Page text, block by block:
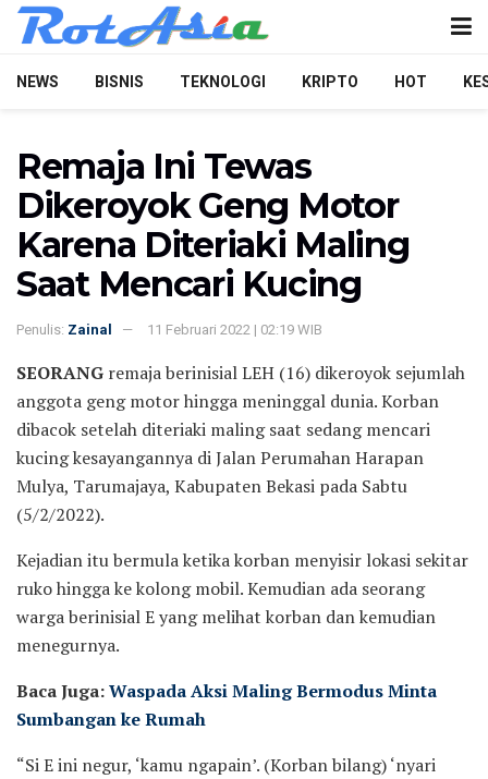
NEWS BISNIS TEKNOLOGI KRIPTO HOT
Remaja Ini Tewas
Dikeroyok Geng Motor
Karena Diteriaki Maling
Saat Mencari Kucing
Penulis: Zainal 11 Februari 2022 | 02:19 WIB
SEORANG remaja berinisial LEH (16) dikeroyok sejumlah
anggota geng motor hingga meninggal dunia. Korban
dibacok setelah diteriaki maling saat sedang mencari
kucing kesayangannya di Jalan Perumahan Harapan
Mulya, Tarumajaya, Kabupaten Bekasi pada Sabtu
(5/2/2022).
Kejadian itu bermula ketika korban menyisir lokasi sekitar
ruko hingga ke kolong mobil. Kemudian ada seorang
warga berinisial E yang melihat korban dan kemudian
menegurnya.
Baca Juga:Waspada Aksi Maling Bermodus Minta
Sumbangan ke Rumah
“Si E ini negur, ‘kamu ngapain’. (Korban bilang) ‘nyari